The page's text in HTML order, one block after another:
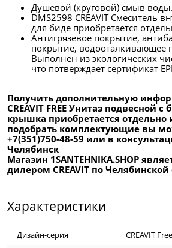
Душевой (круговой) смыв воды.
DMS2598 CREAVIT Смеситель
для биде приобретается
Антигрязевое покрытие,
покрытие, водооталкивающее
Выполнен из экологических
что потверждает сертификат
Получить дополнительную
CREAVIT FREE Унитаз подвесной
крышка приобретается отдельно
подобрать комплектующие вы
+7(351)750-48-59 или в
Челябинск
Магазин 1SANTEHNIKA.SHOP
дилером CREAVIT по Челябинской
Характеристики
Дизайн-серия
CREAVIT Free